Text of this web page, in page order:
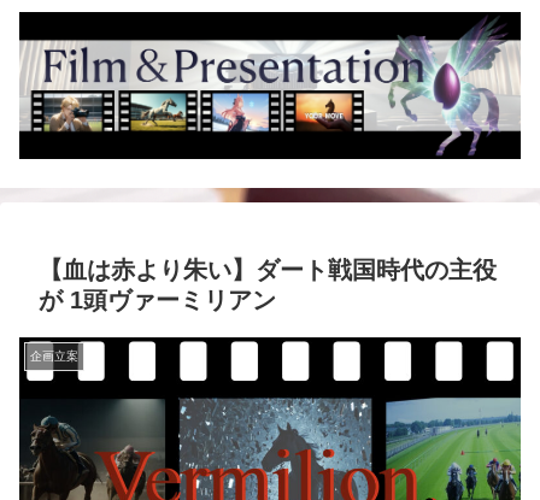
【血は赤より朱い】ダート戦国時代の主役
が 1頭ヴァーミリアン
企画立案